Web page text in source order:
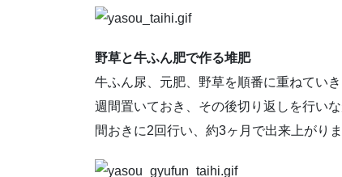
野草と牛ふん肥で作る堆肥
牛ふん尿、元肥、野草を順番に重ねてい
週間置いておき、その後切り返しを行い
間おきに2回行い、約3ヶ月で出来上がりま